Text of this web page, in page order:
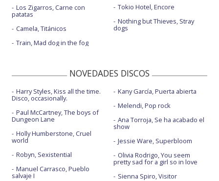
Los Zigarros, Carne con
patatas
Camela, Titánicos
Train, Mad dog in the fog
Tokio Hotel, Encore
Nothing but Thieves, Stray
dogs
NOVEDADES DISCOS
Harry Styles, Kiss all the time.
Disco, occasionally.
Paul McCartney, The boys of
Dungeon Lane
Holly Humberstone, Cruel
world
Robyn, Sexistential
Manuel Carrasco, Pueblo
salvaje I
Kany García, Puerta abierta
Melendi, Pop rock
Ana Torroja, Se ha acabado el
show
Jessie Ware, Superbloom
Olivia Rodrigo, You seem
pretty sad for a girl so in love
Sienna Spiro, Visitor